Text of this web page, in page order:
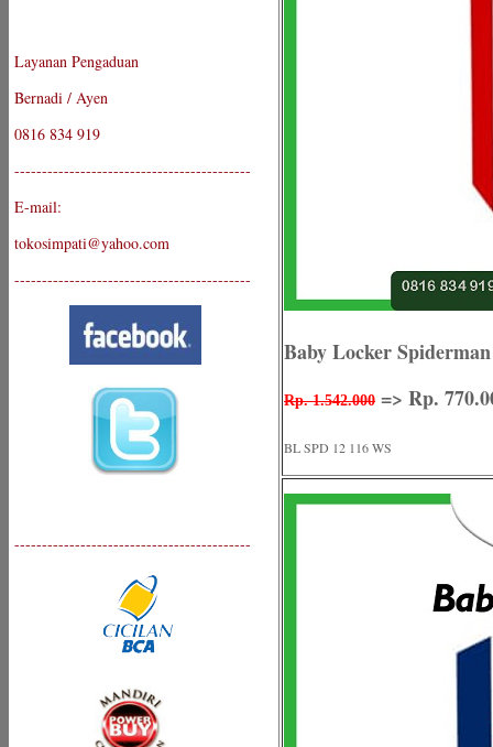
Layanan Pengaduan
Bernadi / Ayen
0816 834 919
-------------------------------------------
E-mail:
tokosimpati@yahoo.com
-------------------------------------------
-------------------------------------------
Baby Locker Spiderman
Rp. 1.542.000 => Rp.
BL SPD 12 116 WS